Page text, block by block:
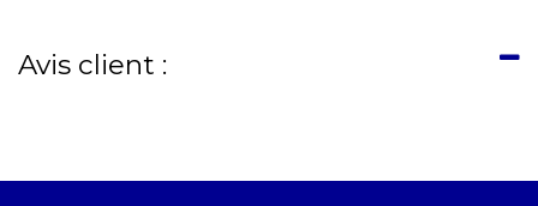
Avis client :